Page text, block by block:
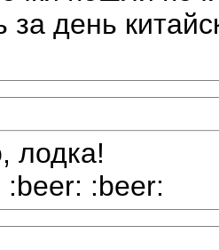
день
лодка!
:beer: :beer: